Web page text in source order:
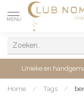
MENU
Unieke en
Home / Tags /